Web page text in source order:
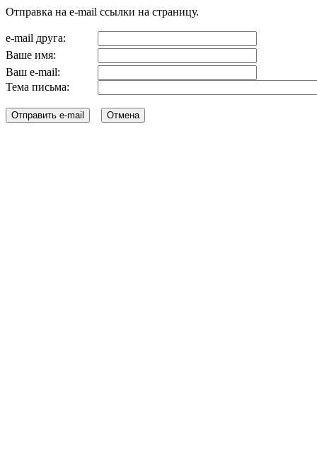
Отправка на e-mail ссылки на страницу.
e-mail друга:
Ваше имя:
Ваш e-mail:
Тема письма: